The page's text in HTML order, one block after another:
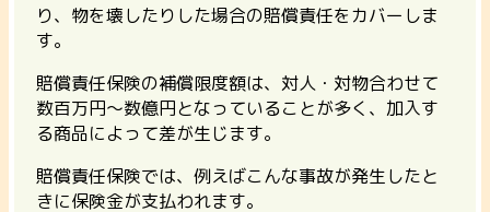
り、物を壊したりした場合の賠償責任をカバーしま
す。
賠償責任保険の補償限度額は、対人・対物合わせて
数百万円～数億円となっていることが多く、加入す
る商品によって差が生じます。
賠償責任保険では、例えばこんな事故が発生したと
きに保険金が支払われます。